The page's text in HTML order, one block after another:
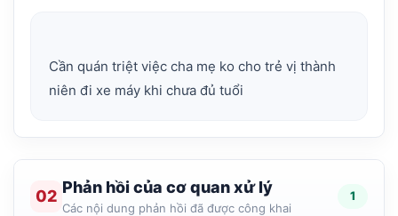
Cần quán triệt việc cha mẹ ko cho trẻ vị thành
02 Phản hồi của cơ quan xử lý
Các nội dung phản hồi đã được công khai
1